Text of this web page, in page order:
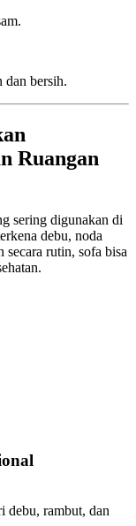
dan bersih.
Ruangan
sering digunakan di
debu, noda
secara rutin, sofa bisa
debu, rambut, dan